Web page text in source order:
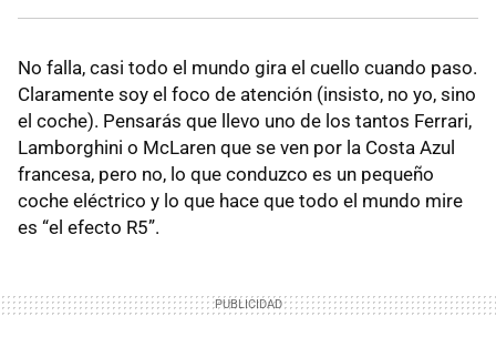
No falla, casi todo el mundo gira el cuello cuando paso.
Claramente soy el foco de atención (insisto, no yo, sino
el coche). Pensarás que llevo uno de los tantos Ferrari,
Lamborghini o McLaren que se ven por la Costa Azul
francesa, pero no, lo que conduzco es un pequeño
coche eléctrico y lo que hace que todo el mundo mire
es “el efecto R5”.